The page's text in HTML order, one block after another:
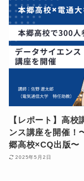
【レポート】高
ンス講座を開催！
郷高校×CQ出版〜
2025年5月2日